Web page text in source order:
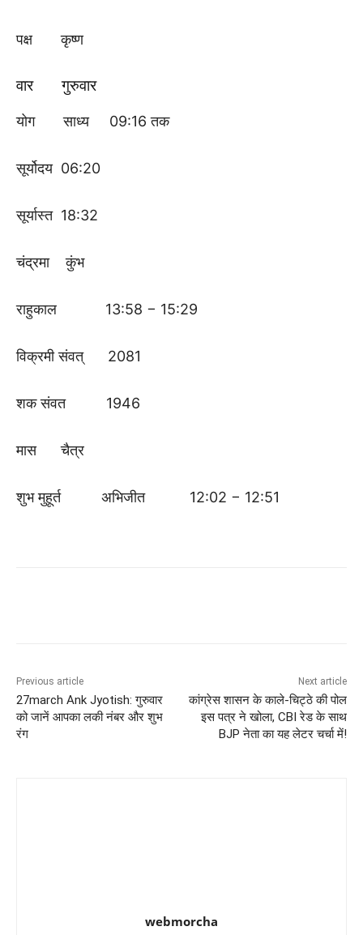
पक्ष कृष्ण
वार गुरुवार
योग साध्य 09:16 तक
सूर्योदय 06:20
सूर्यास्त 18:32
चंद्रमा कुंभ
राहुकाल 13:58 − 15:29
विक्रमी संवत् 2081
शक संवत 1946
मास चैत्र
शुभ मुहूर्त अभिजीत 12:02 − 12:51
Previous article
27march Ank Jyotish: गुरुवार
को जानें आपका लकी नंबर और शुभ
रंग
Next article
कांग्रेस शासन के काले-चिट्ठे की पोल
इस पत्र ने खोला, CBI रेड के साथ
BJP नेता का यह लेटर चर्चा में!
webmorcha